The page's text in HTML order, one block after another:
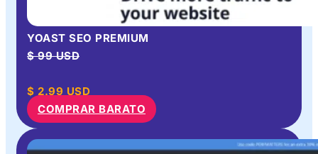
YOAST SEO PREMIUM
$ 99 USD
$ 2.99 USD
COMPRAR BARATO